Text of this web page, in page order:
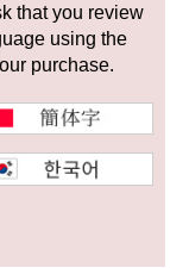
ティーク品
that you review
using the
purchase.